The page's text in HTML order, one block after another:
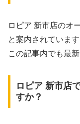
ロピア 新市店のオ
と案内されていま
この記事内でも最
ロピア 新市店
すか？